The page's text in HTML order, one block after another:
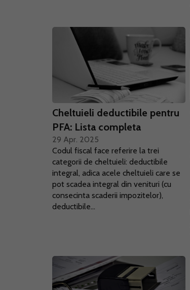
Cheltuieli deductibile pentru
PFA: Lista completa
29 Apr. 2025
Codul fiscal face referire la trei
categorii de cheltuieli: deductibile
integral, adica acele cheltuieli care se
pot scadea integral din venituri (cu
consecinta scaderii impozitelor),
deductibile...